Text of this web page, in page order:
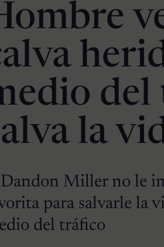
del
la
Miller no le
para salvarle la
del tráfico